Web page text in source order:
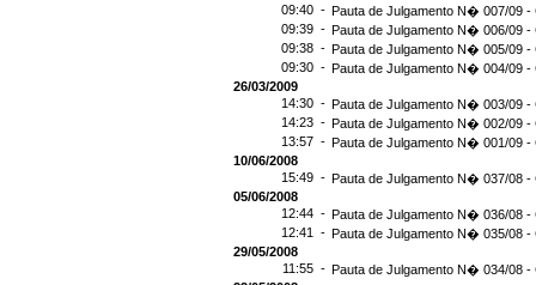
09:40 - Pauta de Julgamento N� 007/09 -
09:39 - Pauta de Julgamento N� 006/09 -
09:38 - Pauta de Julgamento N� 005/09 -
09:30 - Pauta de Julgamento N� 004/09 -
26/03/2009
14:30 - Pauta de Julgamento N� 003/09 -
14:23 - Pauta de Julgamento N� 002/09 -
13:57 - Pauta de Julgamento N� 001/09 -
10/06/2008
15:49 - Pauta de Julgamento N� 037/08 -
05/06/2008
12:44 - Pauta de Julgamento N� 036/08 -
12:41 - Pauta de Julgamento N� 035/08 -
29/05/2008
11:55 - Pauta de Julgamento N� 034/08 -